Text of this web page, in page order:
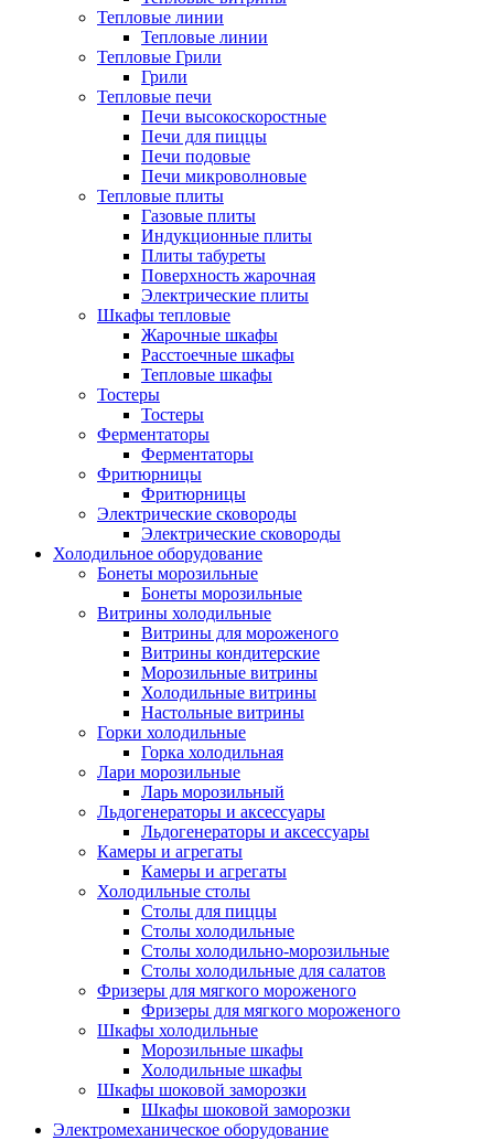
Тепловые линии
Тепловые линии
Тепловые Грили
Грили
Тепловые печи
Печи высокоскоростные
Печи для пиццы
Печи подовые
Печи микроволновые
Тепловые плиты
Газовые плиты
Индукционные плиты
Плиты табуреты
Поверхность жарочная
Электрические плиты
Шкафы тепловые
Жарочные шкафы
Расстоечные шкафы
Тепловые шкафы
Тостеры
Тостеры
Ферментаторы
Ферментаторы
Фритюрницы
Фритюрницы
Электрические сковороды
Электрические сковороды
Холодильное оборудование
Бонеты морозильные
Бонеты морозильные
Витрины холодильные
Витрины для мороженого
Витрины кондитерские
Морозильные витрины
Холодильные витрины
Настольные витрины
Горки холодильные
Горка холодильная
Лари морозильные
Ларь морозильный
Льдогенераторы и аксессуары
Льдогенераторы и аксессуары
Камеры и агрегаты
Камеры и агрегаты
Холодильные столы
Столы для пиццы
Столы холодильные
Столы холодильно-морозильные
Столы холодильные для салатов
Фризеры для мягкого мороженого
Фризеры для мягкого мороженого
Шкафы холодильные
Mорозильные шкафы
Холодильные шкафы
Шкафы шоковой заморозки
Шкафы шоковой заморозки
Электромеханическое оборудование